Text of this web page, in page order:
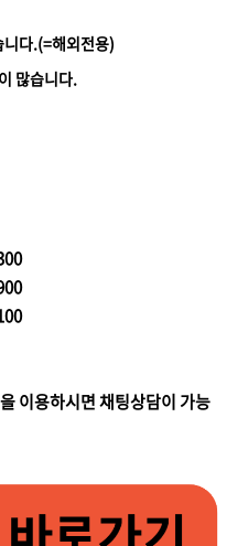
니다.(=해외전용)
많습니다.
이용하시면 채팅상담이 가능